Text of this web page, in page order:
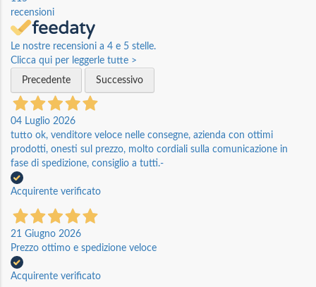
recensioni
Le nostre recensioni a 4 e 5 stelle.
Clicca qui per leggerle tutte >
Precedente
Successivo
04 Luglio 2026
tutto ok, venditore veloce nelle consegne, azienda con ottimi
prodotti, onesti sul prezzo, molto cordiali sulla comunicazione in
fase di spedizione, consiglio a tutti.-
Acquirente verificato
21 Giugno 2026
Prezzo ottimo e spedizione veloce
Acquirente verificato